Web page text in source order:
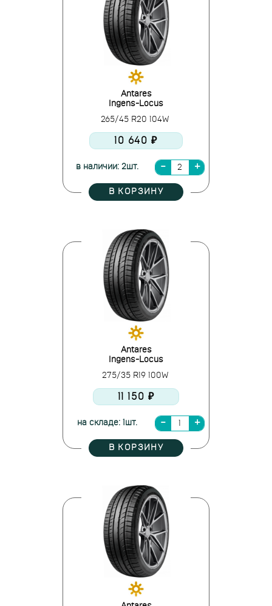
Antares
Ingens-Locus
265/45 R20 104W
10 640 ₽
в наличии: 2шт.
В КОРЗИНУ
Antares
Ingens-Locus
275/35 R19 100W
11 150 ₽
на складе: 1шт.
В КОРЗИНУ